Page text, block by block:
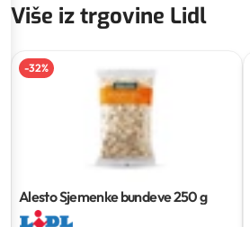
Više iz trgovine Lidl
-32%
Alesto Sjemenke bundeve250 g